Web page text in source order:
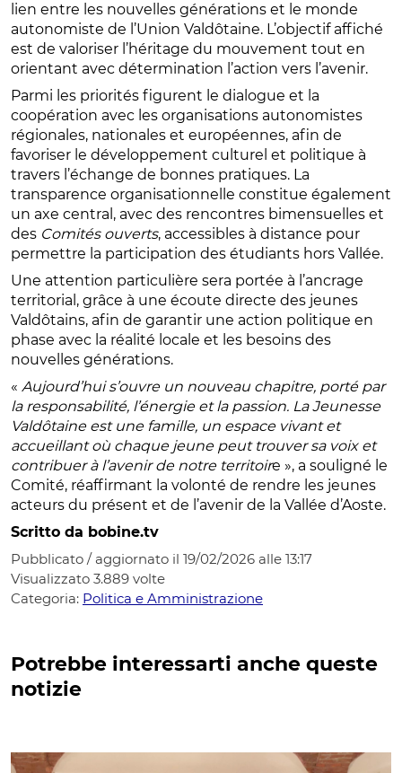
lien entre les nouvelles générations et le monde
autonomiste de l’Union Valdôtaine. L’objectif affiché
est de valoriser l’héritage du mouvement tout en
orientant avec détermination l’action vers l’avenir.
Parmi les priorités figurent le dialogue et la
coopération avec les organisations autonomistes
régionales, nationales et européennes, afin de
favoriser le développement culturel et politique à
travers l’échange de bonnes pratiques. La
transparence organisationnelle constitue également
un axe central, avec des rencontres bimensuelles et
des Comités ouverts, accessibles à distance pour
permettre la participation des étudiants hors Vallée.
Une attention particulière sera portée à l’ancrage
territorial, grâce à une écoute directe des jeunes
Valdôtains, afin de garantir une action politique en
phase avec la réalité locale et les besoins des
nouvelles générations.
« Aujourd’hui s’ouvre un nouveau chapitre, porté par
la responsabilité, l’énergie et la passion. La Jeunesse
Valdôtaine est une famille, un espace vivant et
accueillant où chaque jeune peut trouver sa voix et
contribuer à l’avenir de notre territoire », a souligné le
Comité, réaffirmant la volonté de rendre les jeunes
acteurs du présent et de l’avenir de la Vallée d’Aoste.
Scritto da bobine.tv
Pubblicato / aggiornato il 19/02/2026 alle 13:17
Visualizzato 3.889 volte
Categoria: Politica e Amministrazione
Potrebbe interessarti anche queste
notizie